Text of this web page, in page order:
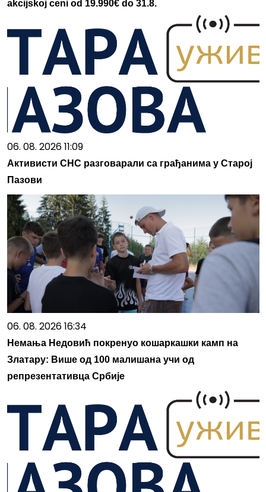
akcijskoj ceni od 19.990€ do 31.8.
06. 08. 2026 11:09
Активисти СНС разговарали са грађанима у Старој
Пазови
06. 08. 2026 16:34
Немања Недовић покренуо кошаркашки камп на
Златару: Више од 100 малишана учи од
репрезентативца Србије